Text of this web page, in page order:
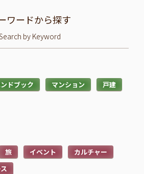
ワードから探す
by Keyword
ドブック マンション
戸建
旅 イベント
カルチャー